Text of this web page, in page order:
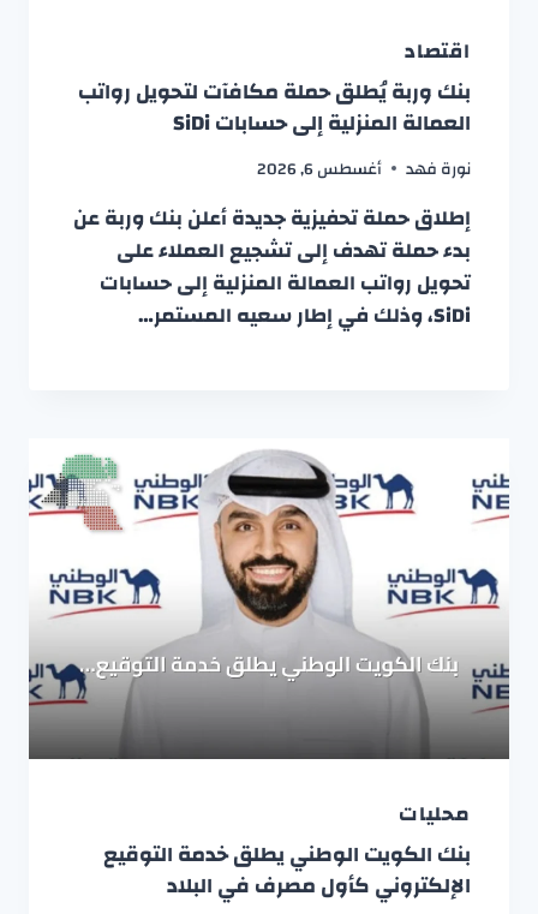
اقتصاد
بنك وربة يُطلق حملة مكافآت لتحويل رواتب
العمالة المنزلية إلى حسابات SiDi
نورة فهد أغسطس 6, 2026
إطلاق حملة تحفيزية جديدة أعلن بنك وربة عن
بدء حملة تهدف إلى تشجيع العملاء على
تحويل رواتب العمالة المنزلية إلى حسابات
SiDi، وذلك في إطار سعيه المستمر…
محليات
بنك الكويت الوطني يطلق خدمة التوقيع
الإلكتروني كأول مصرف في البلاد